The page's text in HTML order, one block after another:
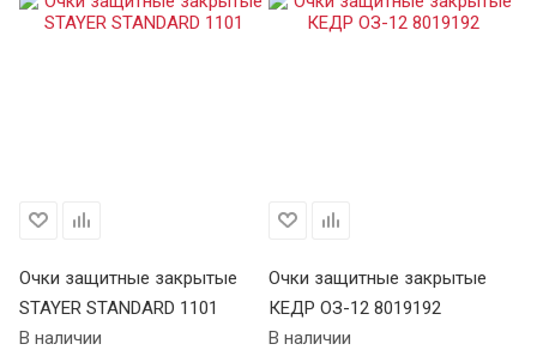
Очки защитные закрытые
STAYER STANDARD 1101
В наличии
Очки защитные закрытые
КЕДР ОЗ-12 8019192
В наличии